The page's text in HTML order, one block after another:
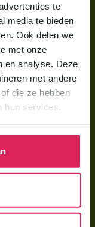
te
media te bieden
Ook delen we
met onze
en analyse. Deze
met andere
die ze hebben
hun services.